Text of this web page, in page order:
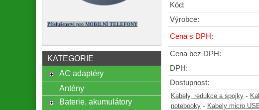
Kód:
Výrobce:
Cena s DPH:
Cena bez DPH:
DPH:
Dostupnost:
Kabely, redukce a spojky -
notebooky - Kabely micro
Příslušenství pro MOBILNÍ TELEFONY
KATEGORIE
AC adaptéry
Antény
Baterie, akumulátory